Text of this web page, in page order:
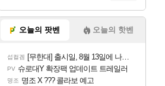
오늘의 팟벤 오늘의 핫벤
섭컬겜 [무한대] 출시일, 8월 13일에 나오나
PV 슈로대Y 확장팩 업데이트 트레일러
명조 명조 X ??? 콜라보 예고